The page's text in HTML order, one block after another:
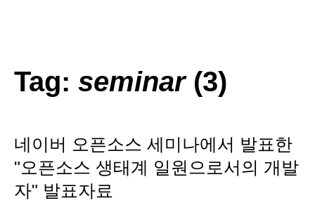
Tag: seminar(3)
네이버 오픈소스 세미나에서 발표한
"오픈소스 생태계 일원으로서의 개발
자" 발표자료